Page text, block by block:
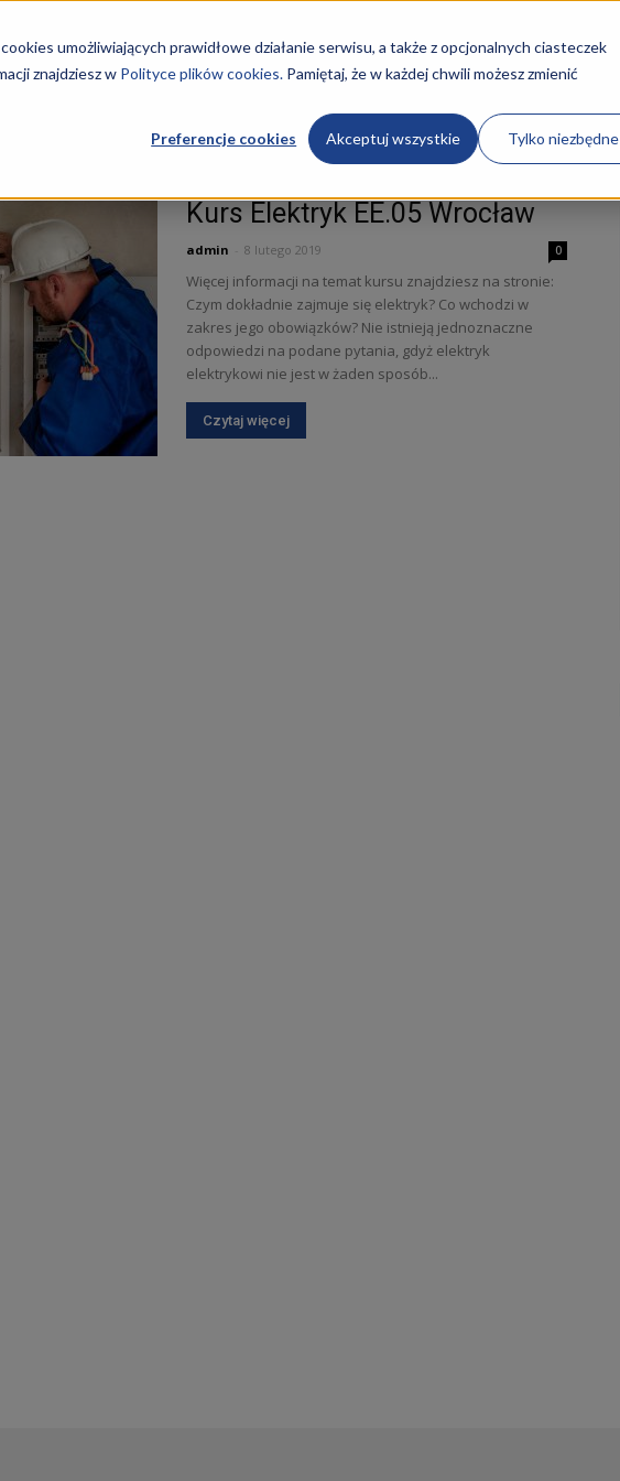
umożliwiających prawidłowe działanie serwisu, a także z opcjonalnych ciasteczek
znajdziesz w Polityce plików cookies.Pamiętaj, że w każdej chwili możesz zmienić
Preferencje cookies Akceptuj wszystkie Tylko niezbędne
Szkoły
Aktualności
STRONA GŁÓWNA KURSY O NAS REKRUTACJA
Kurs Elektryk EE.05 Wrocław
admin 8 lutego 2019 0
Więcej informacji na temat kursu znajdziesz na stronie:
Czym dokładnie zajmuje się elektryk? Co wchodzi w
zakres jego obowiązków? Nie istnieją jednoznaczne
odpowiedzi na podane pytania, gdyż elektryk
elektrykowi nie jest w żaden sposób...
Czytaj więcej